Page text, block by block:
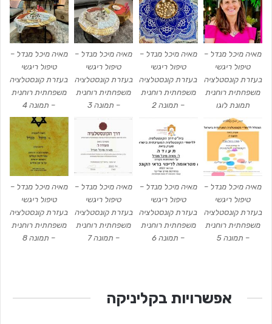
מאיה מיכל מנדל –
טיפול ריגשי
בעזרת קונסטלציה
משפחתית רוחנית
תמונת לוגו
מאיה מיכל מנדל –
טיפול ריגשי
בעזרת קונסטלציה
משפחתית רוחנית
– תמונה 2
מאיה מיכל מנדל –
טיפול ריגשי
בעזרת קונסטלציה
משפחתית רוחנית
– תמונה 3
מאיה מיכל מנדל –
טיפול ריגשי
בעזרת קונסטלציה
משפחתית רוחנית
– תמונה 4
מאיה מיכל מנדל –
טיפול ריגשי
בעזרת קונסטלציה
משפחתית רוחנית
– תמונה 5
מאיה מיכל מנדל –
טיפול ריגשי
בעזרת קונסטלציה
משפחתית רוחנית
– תמונה 6
מאיה מיכל מנדל –
טיפול ריגשי
בעזרת קונסטלציה
משפחתית רוחנית
– תמונה 7
מאיה מיכל מנדל –
טיפול ריגשי
בעזרת קונסטלציה
משפחתית רוחנית
– תמונה 8
אפשרויות בקליניקה